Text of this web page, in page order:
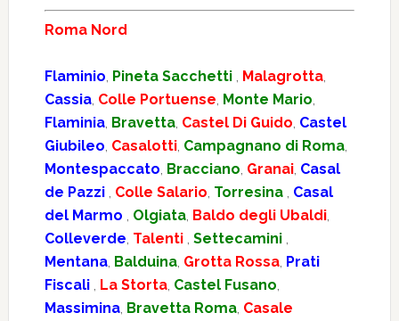
Roma Nord
Flaminio, Pineta Sacchetti , Malagrotta,
Cassia, Colle Portuense, Monte Mario,
Flaminia, Bravetta, Castel Di Guido, Castel
Giubileo, Casalotti, Campagnano di Roma,
Montespaccato, Bracciano, Granai, Casal
de Pazzi , Colle Salario, Torresina , Casal
del Marmo , Olgiata, Baldo degli Ubaldi,
Colleverde, Talenti , Settecamini ,
Mentana, Balduina, Grotta Rossa, Prati
Fiscali , La Storta, Castel Fusano,
Massimina, Bravetta Roma, Casale